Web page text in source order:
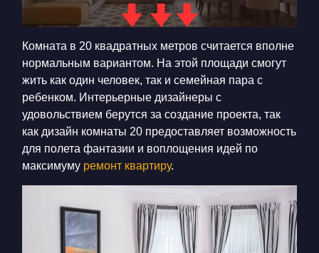
Комната в 20 квадратных метров считается вполне
нормальным вариантом. На этой площади смогут
жить как один человек, так и семейная пара с
ребенком. Интерьерные дизайнеры с
удовольствием берутся за создание проекта, так
как дизайн комнаты 20 предоставляет возможность
для полета фантазии и воплощения идей по
максимуму ремонт квартиру.